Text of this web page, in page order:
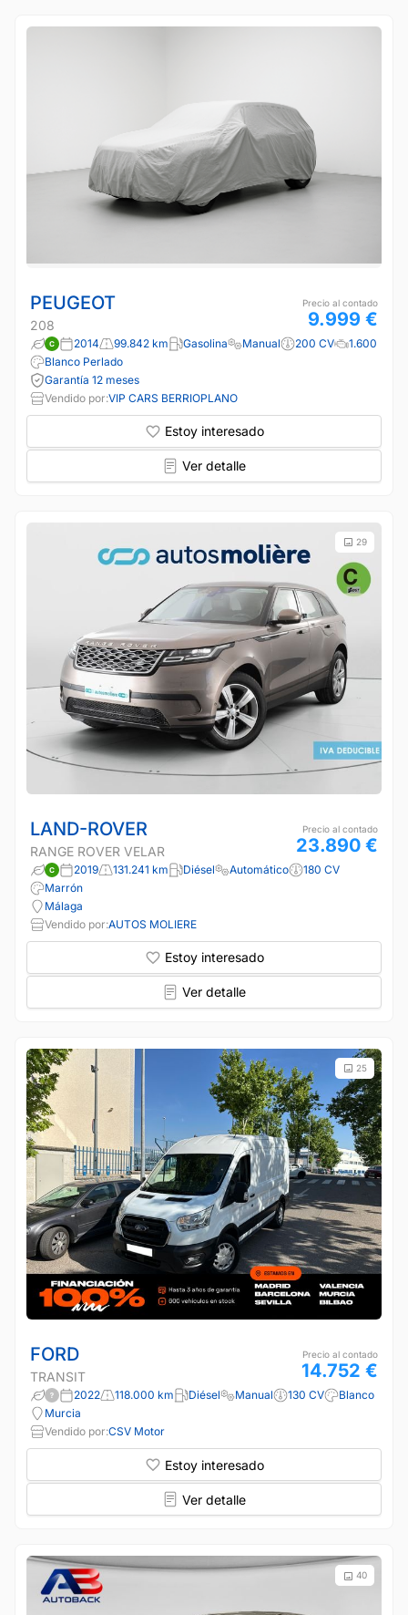
PEUGEOT
208
Precio al contado
9.999 €
2014 99.842 km Gasolina Manual 200 CV
1.600
Blanco Perlado
Garantía 12 meses
Vendido por:VIP CARS BERRIOPLANO
Estoy interesado
Ver detalle
29
LAND-ROVER
RANGE ROVER VELAR
Precio al contado
23.890 €
2019 131.241 km Diésel Automático
180 CV
Marrón
Málaga
Vendido por:AUTOS MOLIERE
Estoy interesado
Ver detalle
25
FORD
TRANSIT
Precio al contado
14.752 €
2022 118.000 km Diésel Manual 130 CV
Blanco
Murcia
Vendido por:CSV Motor
Estoy interesado
Ver detalle
40